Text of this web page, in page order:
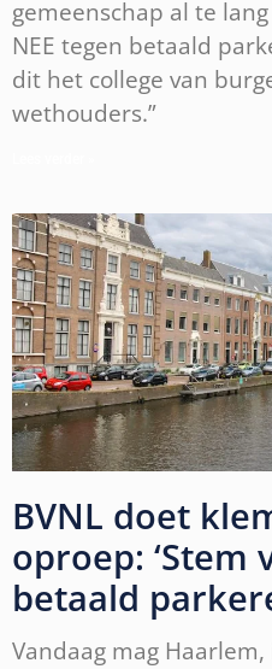
gemeenschap al te
NEE tegen betaald
dit het college van
wethouders.”
BVNL doet
oproep: ‘Stem
betaald
Vandaag mag